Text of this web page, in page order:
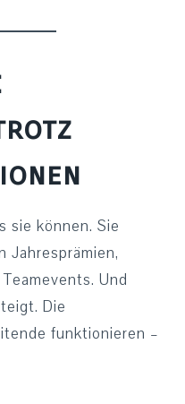
sie können. Sie
Jahresprämien,
Und
Die
funktionieren –